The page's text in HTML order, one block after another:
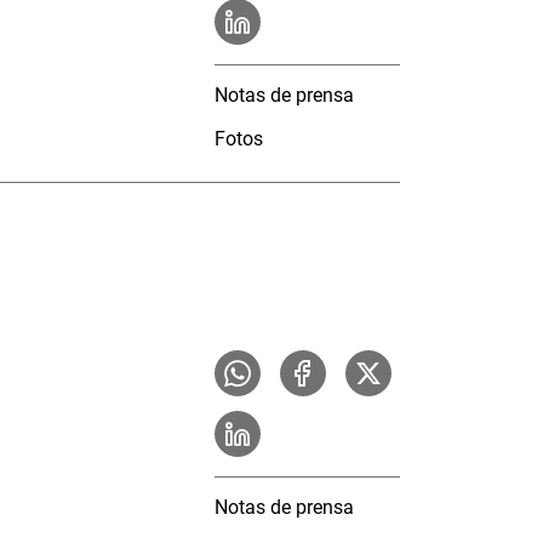
Notas de prensa
Fotos
Notas de prensa